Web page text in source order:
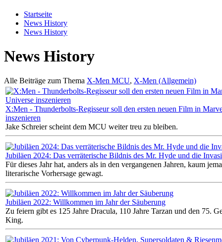
Startseite
News History
News History
News History
Alle Beiträge zum Thema X-Men MCU, X-Men (Allgemein)
X:Men - Thunderbolts-Regisseur soll den ersten neuen Film in
inszenieren
Jake Schreier scheint dem MCU weiter treu zu bleiben.
Jubiläen 2024: Das verräterische Bildnis des Mr. Hyde und die
Für dieses Jahr hat, anders als in den vergangenen Jahren, kaum
literarische Vorhersage gewagt.
Jubiläen 2022: Willkommen im Jahr der Säuberung
Zu feiern gibt es 125 Jahre Dracula, 110 Jahre Tarzan und den 75.
King.